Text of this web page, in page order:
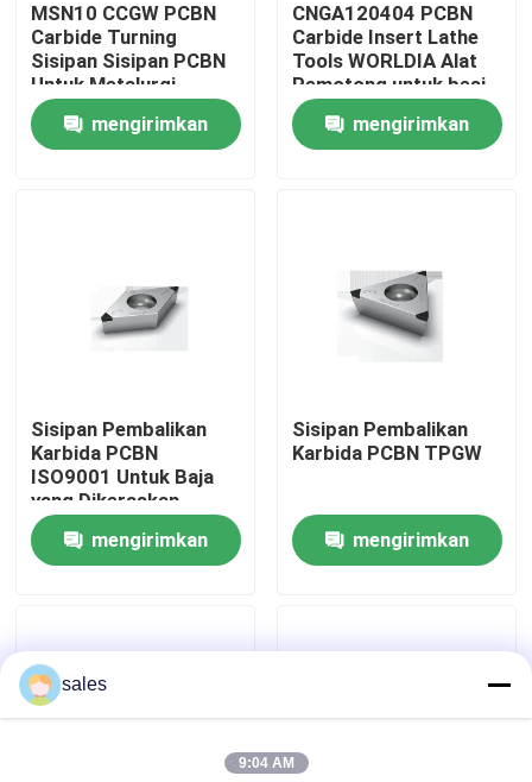
Rumah
Wisata pabrik
Hubungi kami
Berita
Alat Pemotong Worldia
Sisipan Pemotongan PCD
MSN10 CCGW PCBN
Carbide Turning
Sisipan Sisipan PCBN
Untuk Metalurgi
Serbuk
mengirimkan
CNGA120404 PCBN
Carbide Insert Lathe
Tools WORLDIA Alat
Pemotong untuk besi
tuang
mengirimkan
Sisipan Pembalikan
Karbida PCBN
ISO9001 Untuk Baja
yang Dikeraskan
mengirimkan
Sisipan Pembalikan
Karbida PCBN TPGW
mengirimkan
sales
9:04 AM